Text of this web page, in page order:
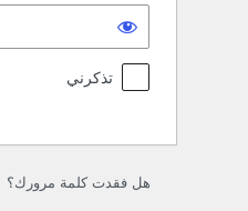
تذكرني
هل فقدت كلمة مرورك؟